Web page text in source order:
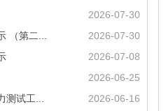
2026-07-30
（第二...
2026-07-30
2026-07-08
2026-06-25
试工...
2026-06-16